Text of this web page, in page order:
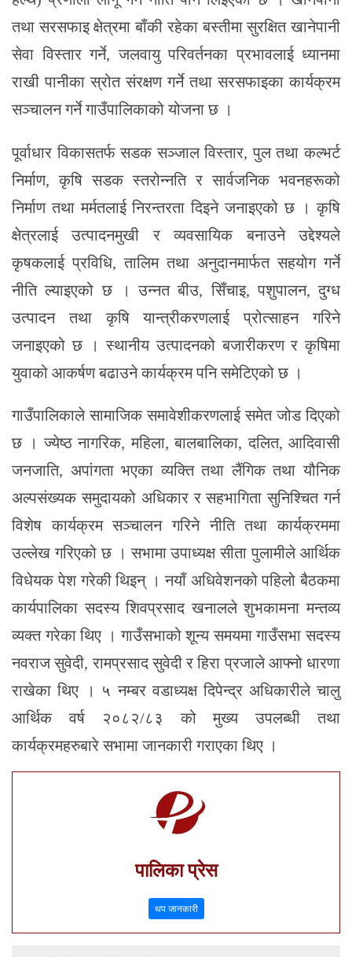
तथा सरसफाइ क्षेत्रमा बाँकी रहेका बस्तीमा सुरक्षित खानेपानी
सेवा विस्तार गर्ने, जलवायु परिवर्तनका प्रभावलाई ध्यानमा
राखी पानीका स्रोत संरक्षण गर्ने तथा सरसफाइका कार्यक्रम
सञ्चालन गर्ने गाउँपालिकाको योजना छ ।
पूर्वाधार विकासतर्फ सडक सञ्जाल विस्तार, पुल तथा कल्भर्ट
निर्माण, कृषि सडक स्तरोन्नति र सार्वजनिक भवनहरूको
निर्माण तथा मर्मतलाई निरन्तरता दिइने जनाइएको छ । कृषि
क्षेत्रलाई उत्पादनमुखी र व्यवसायिक बनाउने उद्देश्यले
कृषकलाई प्रविधि, तालिम तथा अनुदानमार्फत सहयोग गर्ने
नीति ल्याइएको छ । उन्नत बीउ, सिँचाइ, पशुपालन, दुग्ध
उत्पादन तथा कृषि यान्त्रीकरणलाई प्रोत्साहन गरिने
जनाइएको छ । स्थानीय उत्पादनको बजारीकरण र कृषिमा
युवाको आकर्षण बढाउने कार्यक्रम पनि समेटिएको छ ।
गाउँपालिकाले सामाजिक समावेशीकरणलाई समेत जोड दिएको
छ । ज्येष्ठ नागरिक, महिला, बालबालिका, दलित, आदिवासी
जनजाति, अपांगता भएका व्यक्ति तथा लैंगिक तथा यौनिक
अल्पसंख्यक समुदायको अधिकार र सहभागिता सुनिश्चित गर्न
विशेष कार्यक्रम सञ्चालन गरिने नीति तथा कार्यक्रममा
उल्लेख गरिएको छ । सभामा उपाध्यक्ष सीता पुलामीले आर्थिक
विधेयक पेश गरेकी थिइन् । नयाँ अधिवेशनको पहिलो बैठकमा
कार्यपालिका सदस्य शिवप्रसाद खनालले शुभकामना मन्तव्य
व्यक्त गरेका थिए । गाउँसभाको शून्य समयमा गाउँसभा सदस्य
नवराज सुवेदी, रामप्रसाद सुवेदी र हिरा प्रजाले आफ्नो धारणा
राखेका थिए । ५ नम्बर वडाध्यक्ष दिपेन्द्र अधिकारीले चालु
आर्थिक वर्ष २०८२/८३ को मुख्य उपलब्धी तथा
कार्यक्रमहरुबारे सभामा जानकारी गराएका थिए ।
पालिका प्रेस
थप जानकारी